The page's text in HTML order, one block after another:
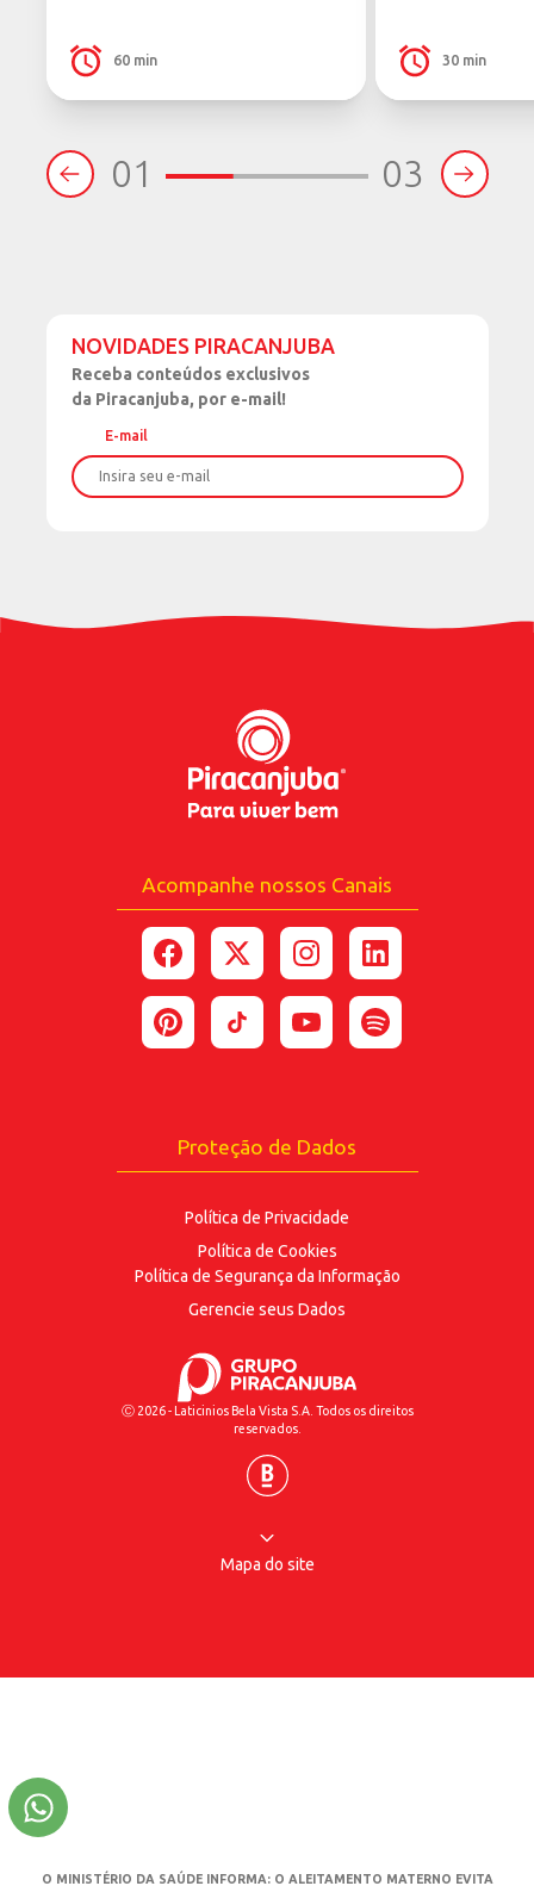
60 min 30 min
01 03
NOVIDADES PIRACANJUBA
Receba conteúdos exclusivos
da Piracanjuba, por e-mail!
E-mail
*Ao enviar esse formulário, você confirma ter 18
anos ou mais.
*Estou de acordo com a coleta e uso dos dados
fornecidos para as finalidadesaqui descritas.
ENVIAR
Acompanhe nossos Canais
Proteção de Dados
Política de Privacidade
Política de Cookies
Política de Segurança da Informação
Gerencie seus Dados
Ⓒ 2026 - Laticinios Bela Vista S.A. Todos os direitos
reservados.
O MINISTÉRIO DA SAÚDE INFORMA: O ALEITAMENTO MATERNO EVITA
Mapa do site